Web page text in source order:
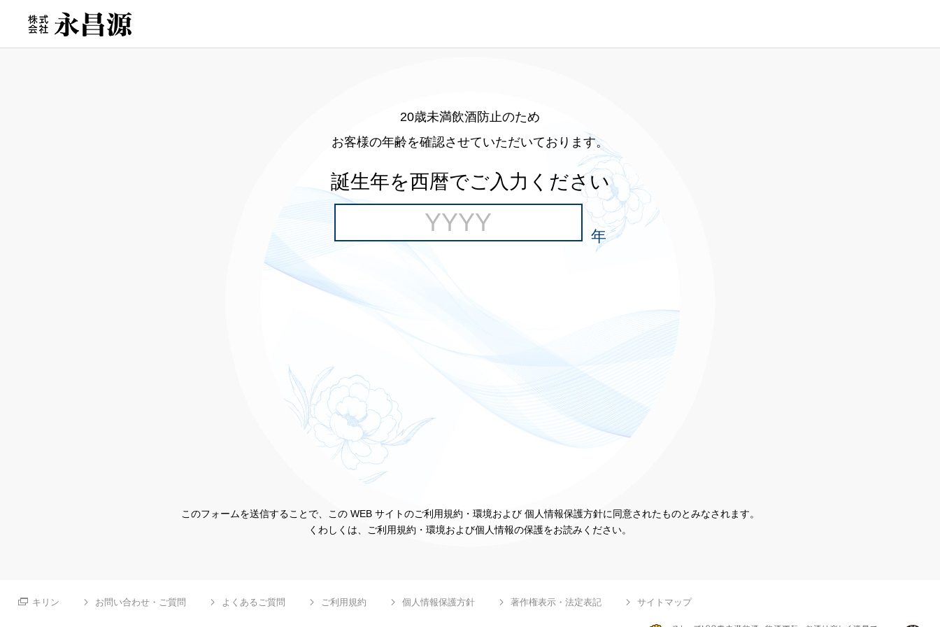
20歳未満飲酒防止のため
お客様の年齢を確認させていただいております。
誕生年を西暦でご入力ください
年
このフォームを送信することで、この WEB サイトのご利用規約・環境および 個人情報保護方針に同意されたものとみなされます。
くわしくは、ご利用規約・環境および個人情報の保護をお読みください。
キリン お問い合わせ・ご質問 よくあるご質問 ご利用規約 個人情報保護方針 著作権表示・法定表記 サイトマップ